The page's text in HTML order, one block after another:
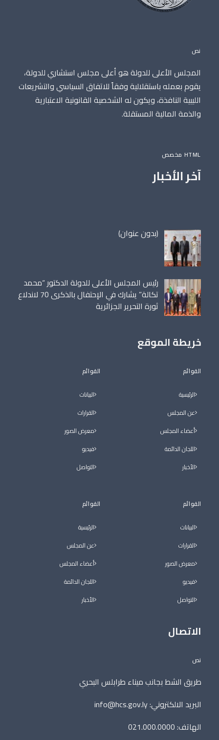
نص
المجلس الأعلى للدولة هو أعلى مجلس استشاري للدولة،
يقوم بعمله باستقلالية وفقاً للاتفاق السياسي والتشريعات
الليبية النافذة، ويكون له الشخصية القانونية الاعتبارية
والذمة المالية المستقلة.
HTML مخصص
آخر الأخبار
(بدون عنوان)مقالة
رئيس المجلس الأعلى للدولة الدكتور “محمد
تكالة” يشارك في الإحتفال بالذكرى 70 لاندلاع
ثورة التحرير الجزائرية
خريطة الموقع
القوائم
الرئيسية
عن المجلس
أعضاء المجلس
اللجان الدائمة
الأخبار
القوائم
البيانات
القرارات
معرض الصور
فيديو
التواصل
القوائم
البيانات
القرارات
معرض الصور
فيديو
التواصل
القوائم
الرئيسية
عن المجلس
أعضاء المجلس
اللجان الدائمة
الأخبار
الاتصال
نص
طريق الشط بجانب ميناء طرابلس البحري
البريد الالكتروني:info@hcs.gov.ly
الهاتف: 021.000.0000